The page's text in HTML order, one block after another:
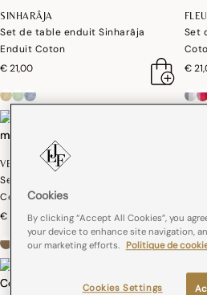
SINHARÂJA
Set de table enduit Sinharâja
Enduit Coton
€ 21,00
Set
€
VEGETAL MOOD
Set de table enduit Vegetal mood
Coton
€ 19,00
+4
€
Cookies
By clicking “Accept All Cookies”, you
your device to enhance site navigation,
our marketing efforts. Politique de
Cookies Settings